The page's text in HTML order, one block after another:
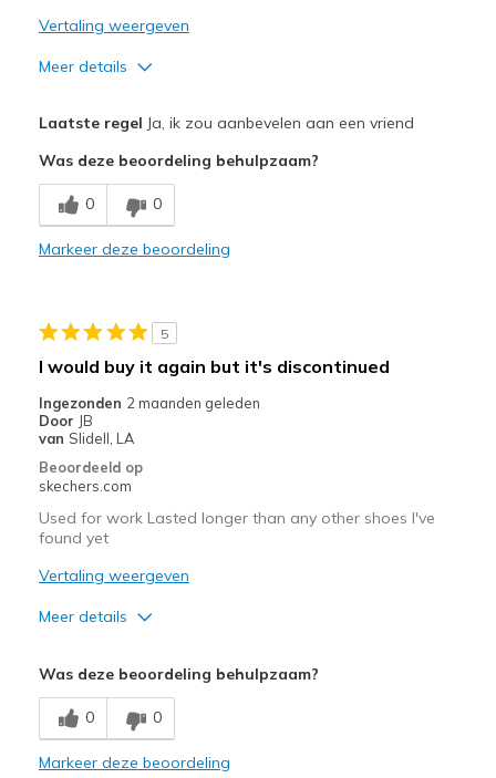
Vertaling weergeven
Meer details
Perfect support but can not find another one to
Minpunten
Wear Out Quickly
Casual Wear
Travel
View On Shoes
Laatste regel Ja, ik zou aanbevelen aan een vriend
Was deze beoordeling behulpzaam?
0 0
Markeer deze beoordeling
5
I would buy it again but it's discontinued
Ingezonden 2 maanden geleden
Door JB
van Slidell, LA
Beoordeeld op
skechers.com
Used for work Lasted longer than any other shoes I've
found yet
Vertaling weergeven
Meer details
Comfortable
Durable
Was deze beoordeling behulpzaam?
0 0
Markeer deze beoordeling